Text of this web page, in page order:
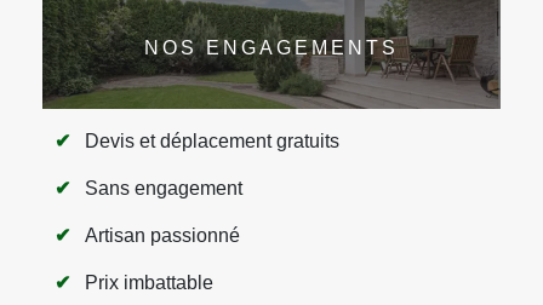
NOS ENGAGEMENTS
Devis et déplacement gratuits
Sans engagement
Artisan passionné
Prix imbattable